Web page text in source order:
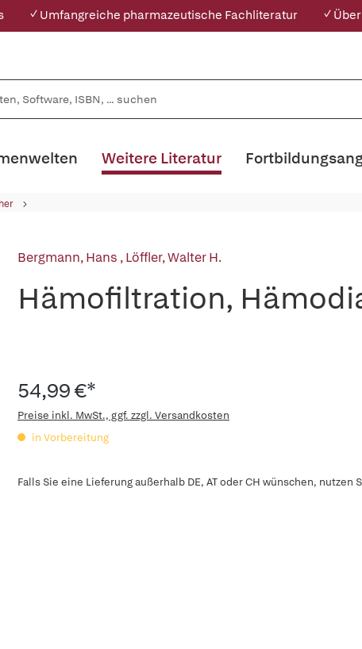
✓ Umfangreiche pharmazeutische Fachliteratur ✓
Weitere Literatur
Bergmann, Hans ,Löffler, Walter H.
Hämofiltration,
54,99 €*
Preise inkl. MwSt., ggf. zzgl. Versandkosten
in Vorbereitung
Falls Sie eine Lieferung außerhalb DE, AT oder CH wünschen, nutzen